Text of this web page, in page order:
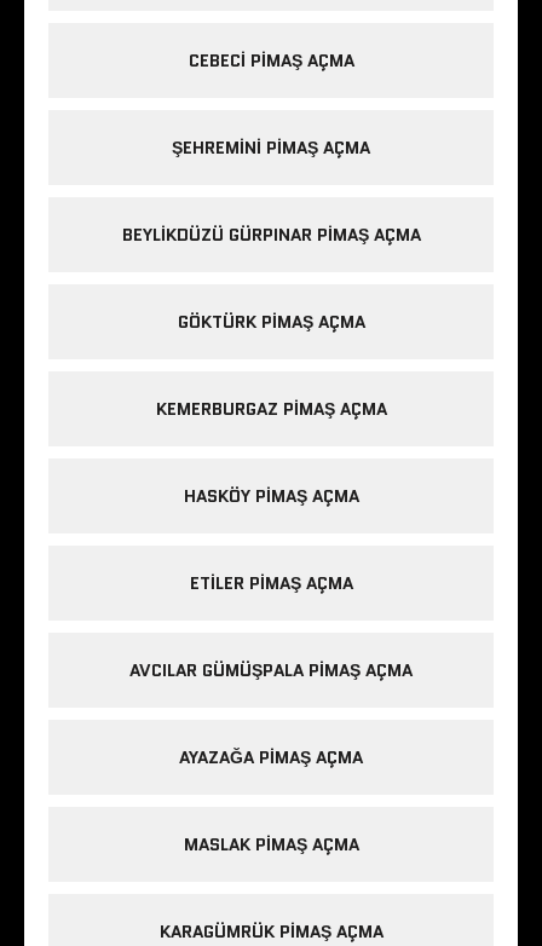
CEBECI PIMAŞ AÇMA
ŞEHREMINI PIMAŞ AÇMA
BEYLIKDÜZÜ GÜRPINAR PIMAŞ AÇMA
GÖKTÜRK PIMAŞ AÇMA
KEMERBURGAZ PIMAŞ AÇMA
HASKÖY PIMAŞ AÇMA
ETILER PIMAŞ AÇMA
AVCILAR GÜMÜŞPALA PIMAŞ AÇMA
AYAZAĞA PIMAŞ AÇMA
MASLAK PIMAŞ AÇMA
KARAGÜMRÜK PIMAŞ AÇMA